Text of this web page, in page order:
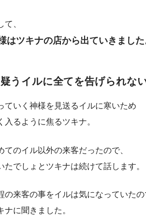
て、
はツキナの店から出ていきました
疑うイルに全てを告げられな
ていく神様を見送るイルに寒いため
入るように焦るツキナ。
てのイル以外の来客だったので、
たでしょとツキナは続けて話します。
の来客の事をイルは気になっていたの
ナに聞きました。